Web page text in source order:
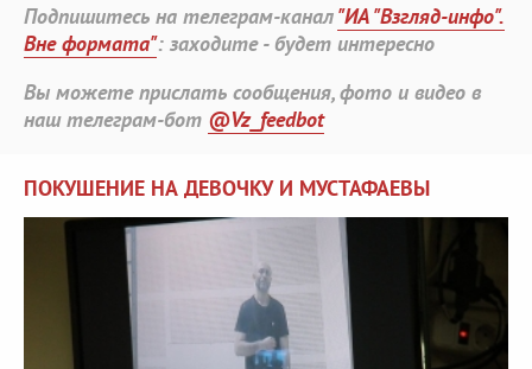
Подпишитесь на телеграм-канал"ИА "Взгляд-инфо".
Вне формата": заходите - будет интересно
Вы можете прислать сообщения, фото и видео в
наш телеграм-бот @Vz_feedbot
ПОКУШЕНИЕ НА ДЕВОЧКУ И МУСТАФАЕВЫ